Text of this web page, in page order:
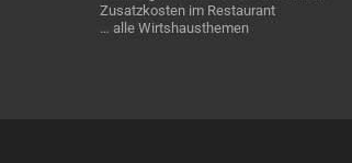
Zusatzkosten im Restaurant
… alle Wirtshausthemen